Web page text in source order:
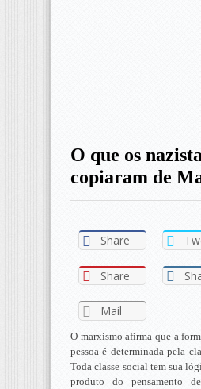
O que os
copiaram de
Share
Share
Mail
O marxismo afirma que a
pessoa é determinada pela
Toda classe social tem sua
produto do pensamento